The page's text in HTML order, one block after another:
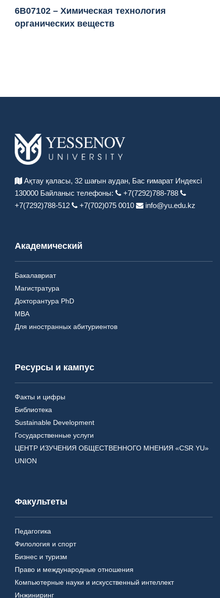
6B07102 – Химическая технология
органических веществ
Ақтау қаласы, 32 шағын аудан, Бас ғимарат Индексі
130000 Байланыс телефоны:
+7(7292)788-788
+7(7292)788-512
+7(702)075 0010 info@yu.edu.kz
Академический
Бакалавриат
Магистратура
Докторантура PhD
MBA
Для иностранных абитуриентов
Ресурсы и кампус
Факты и цифры
Библиотека
Sustainable Development
Государственные услуги
ЦЕНТР ИЗУЧЕНИЯ ОБЩЕСТВЕННОГО МНЕНИЯ «CSR YU»
UNION
Факультеты
Педагогика
Филология и спорт
Бизнес и туризм
Право и международные отношения
Компьютерные науки и искусственный интеллект
Инжиниринг